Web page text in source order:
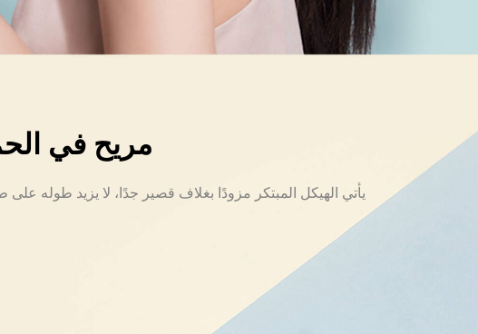
مريح في
يأتي الهيكل المبتكر مزودًا بغلاف قصير جدًا، لا يزيد طوله